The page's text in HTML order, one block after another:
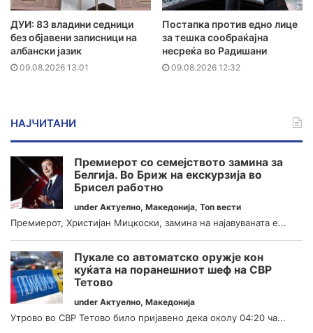
ДУИ: 83 владини седници
без објавени записници на
албански јазик
09.08.2026 13:01
Постапка против едно лице
за тешка сообраќајна
несреќа во Радишани
09.08.2026 12:32
НАЈЧИТАНИ
Премиерот со семејството замина за
Белгија. Во Бриж на екскурзија во
Брисел работно
under Актуелно, Македонија, Топ вести
Премиерот, Христијан Мицкоски, замина на најавуваната е...
Пукале со автоматско оружје кон
куќата на поранешниот шеф на СВР
Тетово
under Актуелно, Македонија
Утрово во СВР Тетово било пријавено дека околу 04:20 ча...